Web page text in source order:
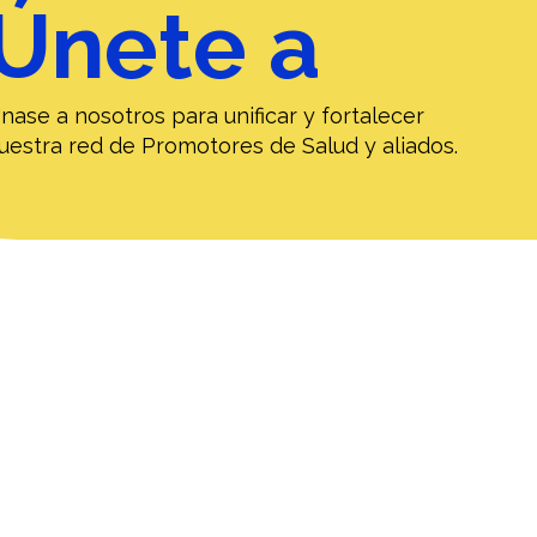
a
a nosotros para unificar y fortalecer
red de Promotores de Salud y aliados.